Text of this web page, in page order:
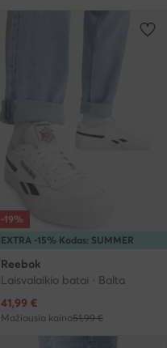
EXTRA -15% Kodas: SUMMER
-19%
Reebok
Laisvalaikio batai · Balta
Dabartinė kaina
41,99 €
Mažiausia kaina51,99 €